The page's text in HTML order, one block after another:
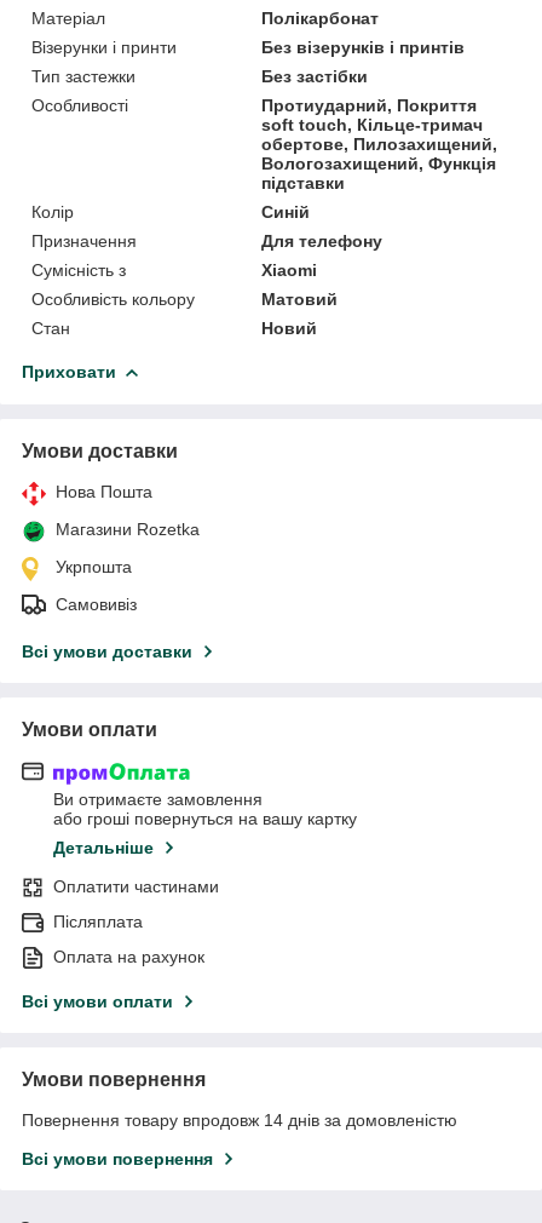
Матеріал
Полікарбонат
Візерунки і принти
Без візерунків і принтів
Тип застежки
Без застібки
Особливості
Протиударний, Покриття
soft touch, Кільце-тримач
обертове, Пилозахищений,
Вологозахищений, Функція
підставки
Колір
Синій
Призначення
Для телефону
Сумісність з
Xiaomi
Особливість кольору
Матовий
Стан
Новий
Приховати
Умови доставки
Нова Пошта
Магазини Rozetka
Укрпошта
Самовивіз
Всі умови доставки
Умови оплати
Ви отримаєте замовлення
або гроші повернуться на вашу картку
Детальніше
Оплатити частинами
Післяплата
Оплата на рахунок
Всі умови оплати
Умови повернення
Повернення товару впродовж 14 днів за домовленістю
Всі умови повернення